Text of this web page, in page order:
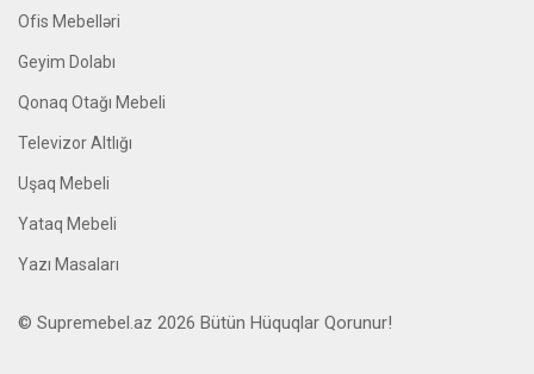
Ofis Mebelləri
Geyim Dolabı
Qonaq Otağı Mebeli
Televizor Altlığı
Uşaq Mebeli
Yataq Mebeli
Yazı Masaları
© Supremebel.az 2026 Bütün Hüquqlar Qorunur!